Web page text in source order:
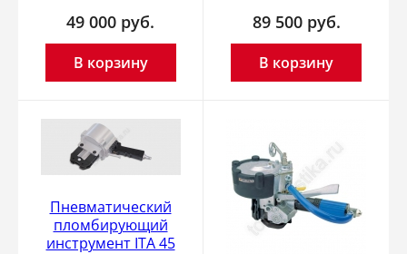
49 000 руб.
В корзину
89 500 руб.
В корзину
Пневматический
пломбирующий
инструмент ITA 45